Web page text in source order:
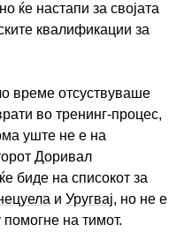
ќе настапи за својата
квалификации за
време отсуствуваше
во тренинг-процес,
уште не е на
Доривал
биде на списокот за
и Уругвај, но не е
на тимот.